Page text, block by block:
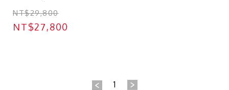
台中 - 中友百貨店
肩背包【GUCCI 古
馳】 643814
NT$29,800
NT$27,800
1